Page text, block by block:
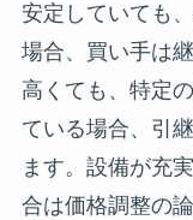
安定していても
場合、買い手は
高くても、特定
ている場合、引
ます。設備が充
合は価格調整の